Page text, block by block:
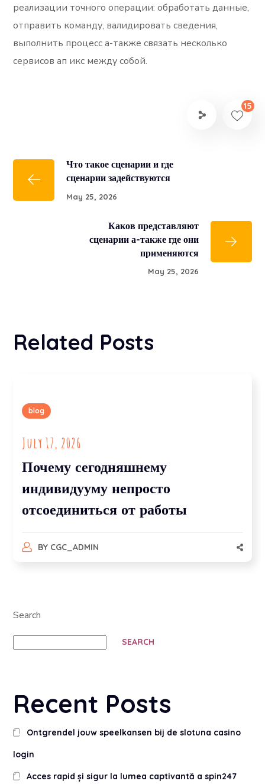
реализации точного операции: обработать данные,
отправить команду, валидировать сведения,
выполнить процесс а-также связать несколько
сервисов ап икс между собой.
15
Что такое сценарии и где
сценарии задействуются
May 25, 2026
Каков представляют
сценарии а-также где они
применяются
May 25, 2026
Related Posts
blog
July 17, 2026
Почему сегодняшнему
индивидууму непросто
отсоединиться от работы
BY CGC_ADMIN
Search
SEARCH
Recent Posts
Ontgrendel jouw speelkansen bij de slotuna casino
login
Acces rapid și sigur la lumea captivantă a spin247